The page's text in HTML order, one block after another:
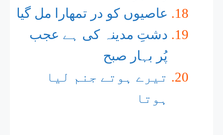
عاصیوں کو در تمھارا مل گیا
دشتِ مدینہ کی ہے عجب
پُر بہار صبح
تیرے ہوتے جنم لیا
ہوتا